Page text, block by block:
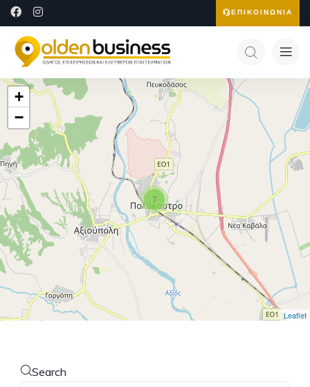
ΕΠΙΚΟΙΝΩΝΙΑ
7
+
−
Leaflet
Search